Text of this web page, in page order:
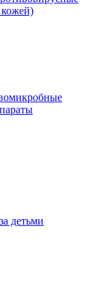
кожей)
детьми